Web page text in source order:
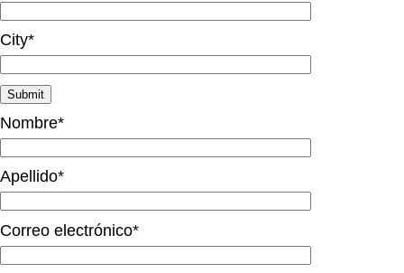
City*
Nombre*
Apellido*
Correo electrónico*